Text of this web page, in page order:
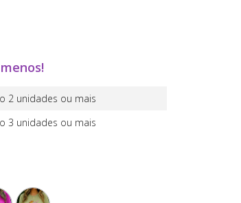
2 unidades ou mais
3 unidades ou mais